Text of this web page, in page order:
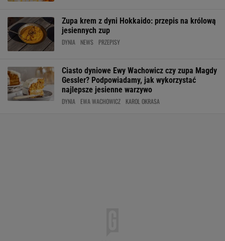
Zupa krem z dyni Hokkaido: przepis na królową
jesiennych zup
DYNIA NEWS PRZEPISY
Ciasto dyniowe Ewy Wachowicz czy zupa Magdy
Gessler? Podpowiadamy, jak wykorzystać
najlepsze jesienne warzywo
DYNIA EWA WACHOWICZ KAROL OKRASA